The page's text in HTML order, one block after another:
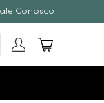
Conosco